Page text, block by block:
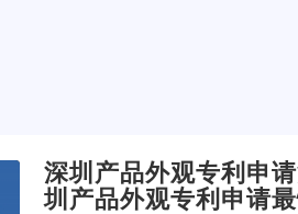
深圳产品外观专利申
圳产品外观专利申请